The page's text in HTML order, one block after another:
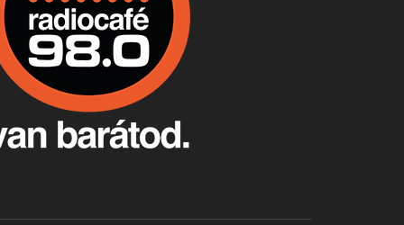
Apr 9, 2026 • 00:37:17